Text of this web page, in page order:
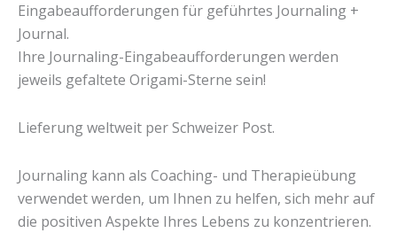
Eingabeaufforderungen für geführtes Journaling +
Journal.
Ihre Journaling-Eingabeaufforderungen werden
jeweils gefaltete Origami-Sterne sein!
Lieferung weltweit per Schweizer Post.
Journaling kann als Coaching- und Therapieübung
verwendet werden, um Ihnen zu helfen, sich mehr auf
die positiven Aspekte Ihres Lebens zu konzentrieren.